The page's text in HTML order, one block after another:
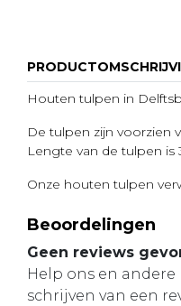
Houten tulpen in
De tulpen zijn voorzien
Lengte van de tulpen is
Onze houten tulpen
Beoordelingen
Geen reviews
Help ons en
schrijven van een